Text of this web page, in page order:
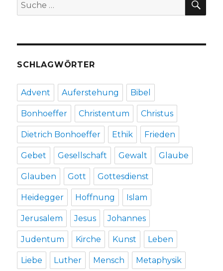
Fleischer
Schieder,
nach:
SCHLAGWÖRTER
Advent Auferstehung Bibel
Bonhoeffer Christentum Christus
Dietrich Bonhoeffer Ethik Frieden
Gebet Gesellschaft Gewalt Glaube
Glauben Gott Gottesdienst
Heidegger Hoffnung Islam
Jerusalem Jesus Johannes
Judentum Kirche Kunst Leben
Liebe Luther Mensch Metaphysik